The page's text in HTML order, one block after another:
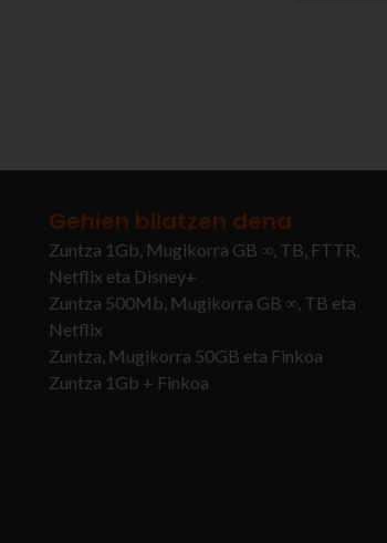
Gehien bilatzen dena
Zuntza 1Gb, Mugikorra GB ∞, TB, FTTR,
Netflix eta Disney+
Zuntza 500Mb, Mugikorra GB ∞, TB eta
Netflix
Zuntza, Mugikorra 50GB eta Finkoa
Zuntza 1Gb + Finkoa